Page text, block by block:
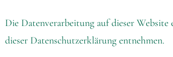
Die Datenverarbeitung auf dieser
dieser Datenschutzerklärung entnehmen.